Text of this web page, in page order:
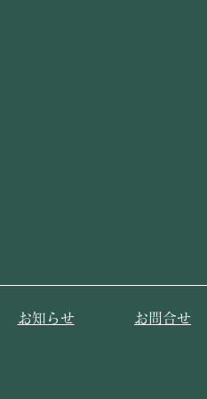
お知らせ ​お問合せ